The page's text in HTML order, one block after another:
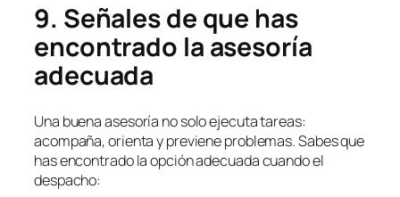
9. Señales de que has
encontrado la asesoría
adecuada
Una buena asesoría no solo ejecuta tareas:
acompaña, orienta y previene problemas. Sabes que
has encontrado la opción adecuada cuando el
despacho: